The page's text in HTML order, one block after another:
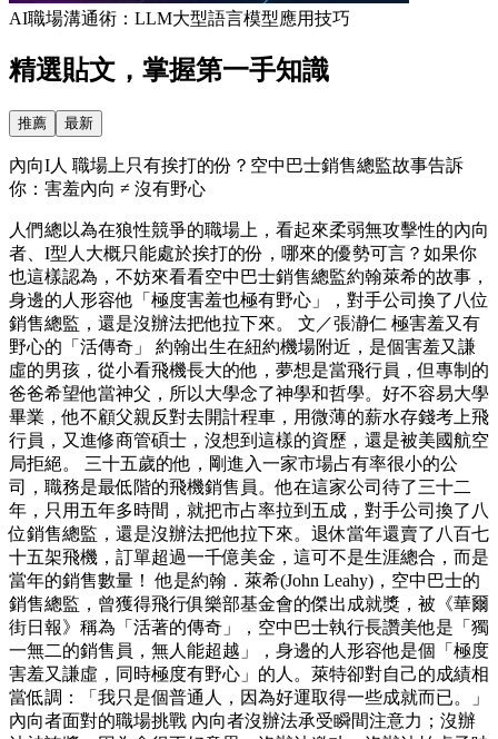
AI職場溝通術：LLM大型語言模型應用技巧
精選貼文，掌握第一手知識
推薦 最新
內向I人 職場上只有挨打的份？空中巴士銷售總監故事告訴
你：害羞內向 ≠ 沒有野心
人們總以為在狼性競爭的職場上，看起來柔弱無攻擊性的內向
者、I型人大概只能處於挨打的份，哪來的優勢可言？如果你
也這樣認為，不妨來看看空中巴士銷售總監約翰萊希的故事，
身邊的人形容他「極度害羞也極有野心」，對手公司換了八位
銷售總監，還是沒辦法把他拉下來。 文／張瀞仁 極害羞又有
野心的「活傳奇」 約翰出生在紐約機場附近，是個害羞又謙
虛的男孩，從小看飛機長大的他，夢想是當飛行員，但專制的
爸爸希望他當神父，所以大學念了神學和哲學。好不容易大學
畢業，他不顧父親反對去開計程車，用微薄的薪水存錢考上飛
行員，又進修商管碩士，沒想到這樣的資歷，還是被美國航空
局拒絕。 三十五歲的他，剛進入一家市場占有率很小的公
司，職務是最低階的飛機銷售員。他在這家公司待了三十二
年，只用五年多時間，就把市占率拉到五成，對手公司換了八
位銷售總監，還是沒辦法把他拉下來。退休當年還賣了八百七
十五架飛機，訂單超過一千億美金，這可不是生涯總合，而是
當年的銷售數量！ 他是約翰．萊希(John Leahy)，空中巴士的
銷售總監，曾獲得飛行俱樂部基金會的傑出成就獎，被《華爾
街日報》稱為「活著的傳奇」，空中巴士執行長讚美他是「獨
一無二的銷售員，無人能超越」，身邊的人形容他是個「極度
害羞又謙虛，同時極度有野心」的人。萊特卻對自己的成績相
當低調：「我只是個普通人，因為好運取得一些成就而已。」
內向者面對的職場挑戰 內向者沒辦法承受瞬間注意力；沒辦